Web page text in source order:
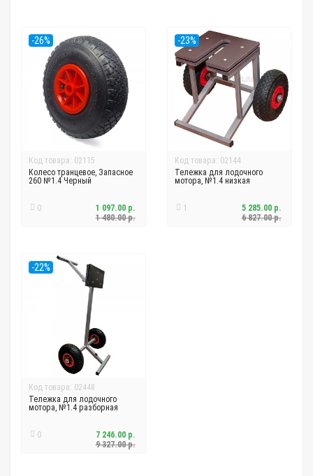
-26%
Код товара: 02115
Колесо транцевое, Запасное
260 №1.4 Черный
0
1 480.00 р.
1 097.00 р.
-23%
Код товара: 02144
Тележка для лодочного
мотора, №1.4 низкая
1
6 827.00 р.
5 285.00 р.
-22%
Код товара: 02448
Тележка для лодочного
мотора, №1.4 разборная
0
9 327.00 р.
7 246.00 р.